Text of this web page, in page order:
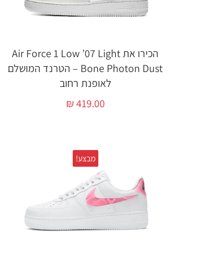
הכירו את Air Force 1 Low ’07 Light
Bone Photon Dust – הטרנד המושלם
לאופנת רחוב
₪419.00
מבצע!